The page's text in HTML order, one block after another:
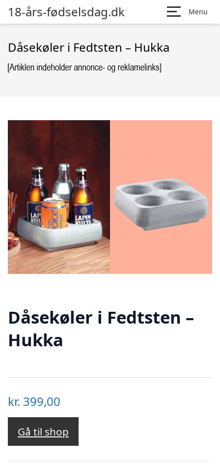
18-års-fødselsdag.dk Menu
Dåsekøler i Fedtsten – Hukka
Dåsekøler i Fedtsten –
Hukka
kr. 399,00
Gå til shop